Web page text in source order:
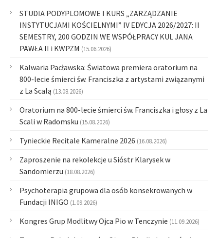
STUDIA PODYPLOMOWE I KURS „ZARZĄDZANIE
INSTYTUCJAMI KOŚCIELNYMI” IV EDYCJA 2026/2027: II
SEMESTRY, 200 GODZIN WE WSPÓŁPRACY KUL JANA
PAWŁA II i KWPZM (15.06.2026)
Kalwaria Pacławska: Światowa premiera oratorium na
800-lecie śmierci św. Franciszka z artystami związanymi
z La Scalą (13.08.2026)
Oratorium na 800-lecie śmierci św. Franciszka i głosy z La
Scali w Radomsku (15.08.2026)
Tynieckie Recitale Kameralne 2026 (16.08.2026)
Zaproszenie na rekolekcje u Sióstr Klarysek w
Sandomierzu (18.08.2026)
Psychoterapia grupowa dla osób konsekrowanych w
Fundacji INIGO (1.09.2026)
Kongres Grup Modlitwy Ojca Pio w Tenczynie (11.09.2026)